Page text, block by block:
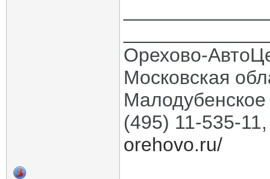
Орехово-
Московская
(495) 11-535-
orehovo.ru/